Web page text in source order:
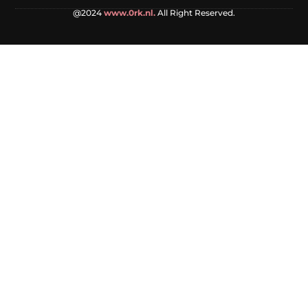
@2024 www.0rk.nl. All Right Reserved.